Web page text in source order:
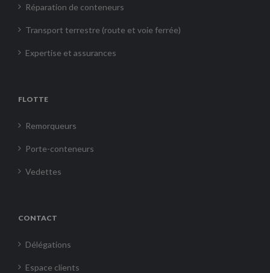
Réparation de conteneurs
Transport terrestre (route et voie ferrée)
Expertise et assurances
FLOTTE
Remorqueurs
Porte-conteneurs
Vedettes
CONTACT
Délégations
Espace clients